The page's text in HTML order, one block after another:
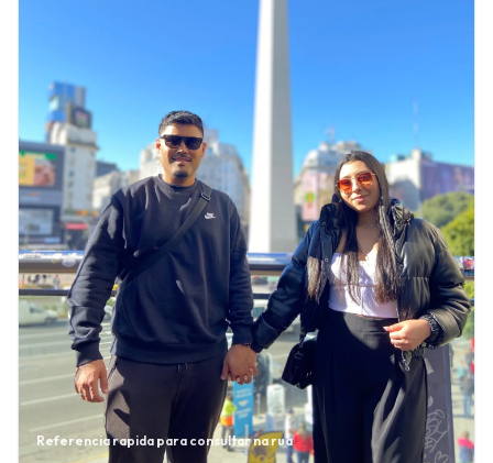
Referencia rapida para consultar na rua